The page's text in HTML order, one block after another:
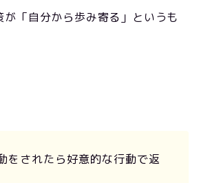
「自分から歩み寄る」というも
をされたら好意的な行動で返